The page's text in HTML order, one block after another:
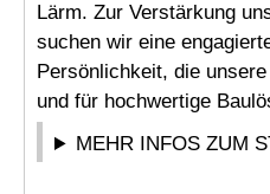
Lärm. Zur Verstärkung
suchen wir eine
Persönlichkeit, die
und für hochwertige
MEHR INFOS ZUM